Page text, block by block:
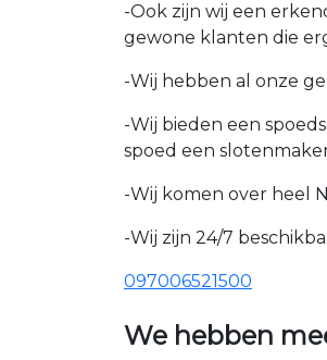
-Ook zijn wij een
gewone klanten die
-Wij hebben al onze
-Wij bieden een
spoed een
-Wij komen over heel
-Wij zijn 24/7
097006521500
We hebben